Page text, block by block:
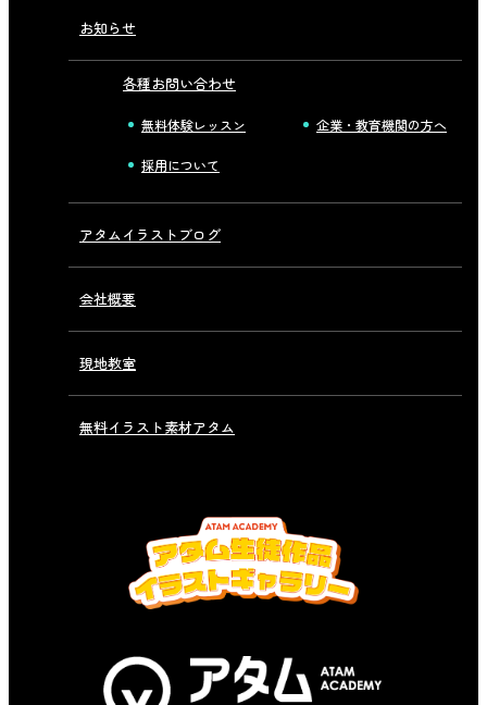
お知らせ
各種お問い合わせ
無料体験レッスン 企業・教育機関の方へ
採用について
アタムイラストブログ
会社概要
現地教室
無料イラスト素材アタム